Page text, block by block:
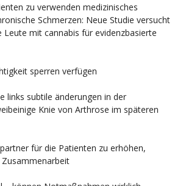
zu verwenden medizinisches
Schmerzen: Neue Studie versucht
Leute mit cannabis für evidenzbasierte
sperren verfügen
links subtile änderungen in der
Knie von Arthrose im späteren
für die Patienten zu erhöhen,